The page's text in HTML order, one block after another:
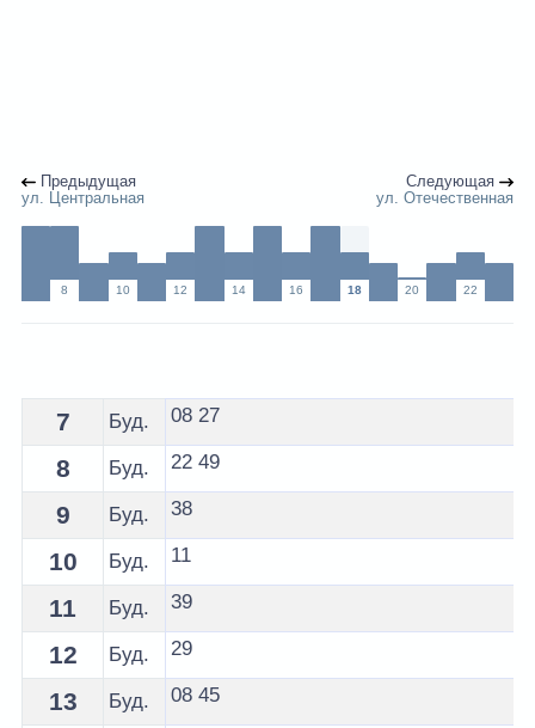
Предыдущая
ул. Центральная
Следующая
ул. Отечественная
8 10 12 14 16 18 20 22
Расписание 50 автобуса Гродно - остановка ул.
7 Буд. 08 27
8 Буд. 22 49
9 Буд. 38
10 Буд. 11
11 Буд. 39
12 Буд. 29
13 Буд. 08 45